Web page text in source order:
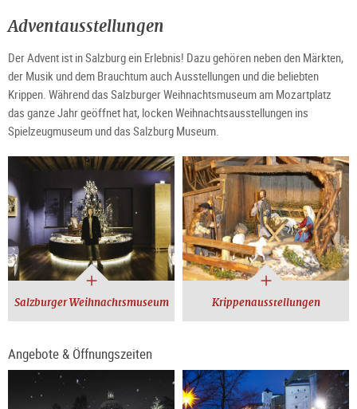
Adventausstellungen
Der Advent ist in Salzburg ein Erlebnis! Dazu gehören neben den Märkten,
der Musik und dem Brauchtum auch Ausstellungen und die beliebten
Krippen. Während das Salzburger Weihnachtsmuseum am Mozartplatz
das ganze Jahr geöffnet hat, locken Weihnachtsausstellungen ins
Spielzeugmuseum und das Salzburg Museum.
Salzburger Weihnachtsmuseum Krippenausstellungen
Angebote & Öffnungszeiten